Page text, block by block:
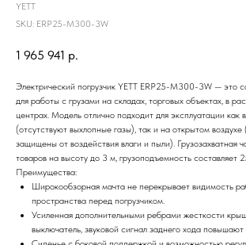
YETT
SKU: ERP25-M300-3W
1 965 941 р.
Электрический погрузчик YETT ERP25-M300-3W — это
для работы с грузами на складах, торговых объектах, в
центрах. Модель отлично подходит для эксплуатации как
(отсутствуют выхлопные газы), так и на открытом
защищены от воздействия влаги и пыли). Грузозахватная
товаров на высоту до 3 м, грузоподъемность составляет
Преимущества:
Широкообзорная мачта не перекрывает видимость
пространства перед погрузчиком.
Усиленная дополнительными ребрами жесткости
выключатель, звуковой сигнал заднего хода